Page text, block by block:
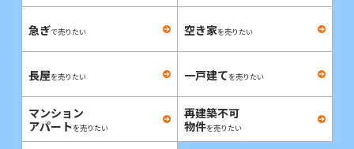
急ぎで売りたい 空き家を売りたい
長屋を売りたい 一戸建てを売りたい
マンション
アパートを売りたい
再建築不可
物件を売りたい